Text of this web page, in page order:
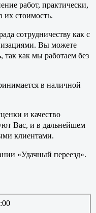
работ, практически,
их стоимость.
сотрудничеству как с
Вы можете
так как мы работаем без
в наличной
и качество
Вас, и в дальнейшем
клиентами.
«Удачный переезд».